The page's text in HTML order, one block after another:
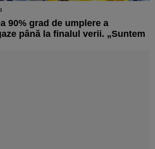
90% grad de umplere a
până la finalul verii. „Suntem